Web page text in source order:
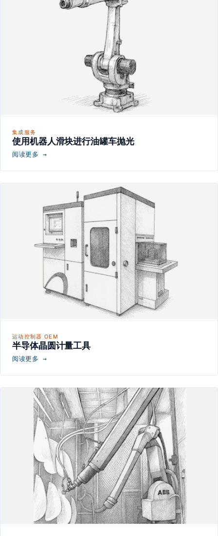
集成服务
使用机器人滑块进行油罐车抛光
阅读更多 →
运动控制器 OEM
半导体晶圆计量工具
阅读更多 →